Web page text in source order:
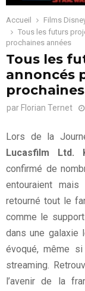
Accueil
Films
Tous les futurs
prochaines années
Tous les
annoncés
par Florian Ternet
Lors de la
Lucasfilm Ltd.
confirmé de
entouraient
retourné tout le
comme le
dans une galaxie
évoqué, même
streaming.
l’avenir de la